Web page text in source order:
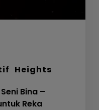
Heights
Bina –
Reka